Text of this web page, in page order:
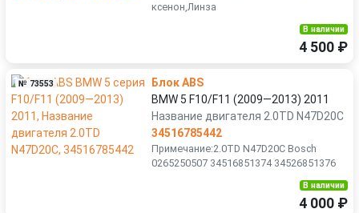
ксенон,Линза
В наличии
4 500 ₽
№ 73553
Блок ABS
BMW 5 F10/F11 (2009—2013) 2011
Название двигателя 2.0TD N47D20C
34516785442
Примечание:2.0TD N47D20C Bosch
0265250507 34516851374 34526851376
В наличии
4 000 ₽